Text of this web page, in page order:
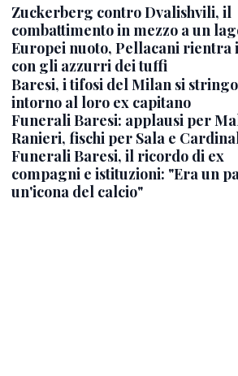
Zuckerberg contro Dvalishvili, il
combattimento in mezzo a un
Europei nuoto, Pellacani rientra
con gli azzurri dei tuffi
Baresi, i tifosi del Milan si
intorno al loro ex capitano
Funerali Baresi: applausi per
Ranieri, fischi per Sala e
Funerali Baresi, il ricordo di ex
compagni e istituzioni: "Era un
un'icona del calcio"